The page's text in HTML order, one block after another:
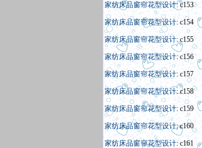
家纺床品窗帘花型设计: c153
家纺床品窗帘花型设计: c154
家纺床品窗帘花型设计: c155
家纺床品窗帘花型设计: c156
家纺床品窗帘花型设计: c157
家纺床品窗帘花型设计: c158
家纺床品窗帘花型设计: c159
家纺床品窗帘花型设计: c160
家纺床品窗帘花型设计: c161